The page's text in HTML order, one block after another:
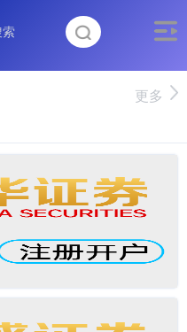
更多